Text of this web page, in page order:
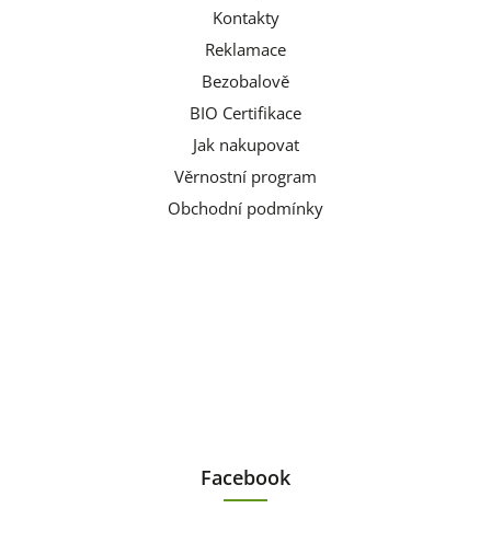
Kontakty
Reklamace
Bezobalově
BIO Certifikace
Jak nakupovat
Věrnostní program
Obchodní podmínky
Facebook